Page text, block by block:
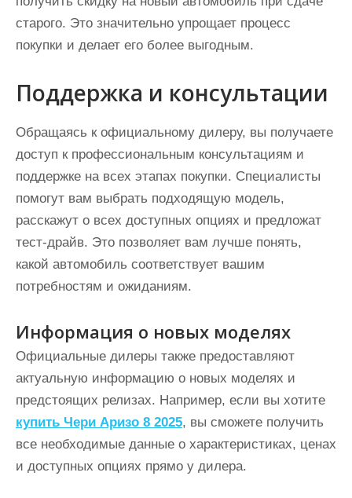
старого. Это значительно упрощает процесс
покупки и делает его более выгодным.
Поддержка и консультации
Обращаясь к официальному дилеру, вы получаете
доступ к профессиональным консультациям и
поддержке на всех этапах покупки. Специалисты
помогут вам выбрать подходящую модель,
расскажут о всех доступных опциях и предложат
тест-драйв. Это позволяет вам лучше понять,
какой автомобиль соответствует вашим
потребностям и ожиданиям.
Информация о новых моделях
Официальные дилеры также предоставляют
актуальную информацию о новых моделях и
предстоящих релизах. Например, если вы хотите
купить Чери Аризо 8 2025, вы сможете получить
все необходимые данные о характеристиках, ценах
и доступных опциях прямо у дилера.